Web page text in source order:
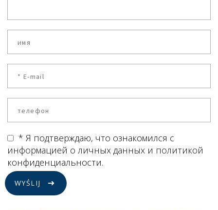
* Я подтверждаю, что ознакомился с
информацией о личных данных и политикой
конфиденциальности.
WYŚLIJ